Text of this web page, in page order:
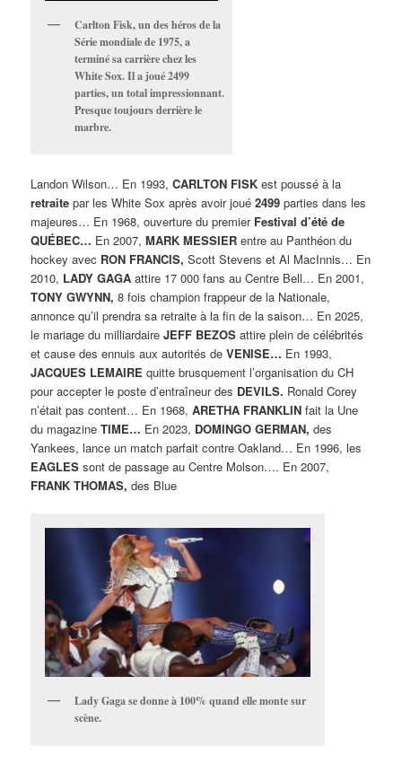
Carlton Fisk, un des héros de la
Série mondiale de 1975, a
terminé sa carrière chez les
White Sox. Il a joué 2499
parties, un total impressionnant.
Presque toujours derrière le
marbre.
Landon Wilson… En 1993,CARLTON FISK est poussé à la
retraite par les White Sox après avoir joué2499 parties dans les
majeures… En 1968, ouverture du premier Festival d’été de
QUÉBEC… En 2007,MARK MESSIER entre au Panthéon du
hockey avec RON FRANCIS, Scott Stevens et Al MacInnis… En
2010, LADY GAGA attire 17 000 fans au Centre Bell… En 2001,
TONY GWYNN, 8 fois champion frappeur de la Nationale,
annonce qu’il prendra sa retraite à la fin de la saison… En 2025,
le mariage du milliardaireJEFF BEZOS attire plein de célébrités
et cause des ennuis aux autorités deVENISE… En 1993,
JACQUES LEMAIRE quitte brusquement l’organisation du CH
pour accepter le poste d’entraîneur des DEVILS. Ronald Corey
n’était pas content… En 1968,ARETHA FRANKLIN fait la Une
du magazineTIME… En 2023, DOMINGO GERMAN, des
Yankees, lance un match parfait contre Oakland… En 1996, les
EAGLES sont de passage au Centre Molson…. En 2007,
FRANK THOMAS, des Blue
Lady Gaga se donne à 100% quand elle monte sur
scène.